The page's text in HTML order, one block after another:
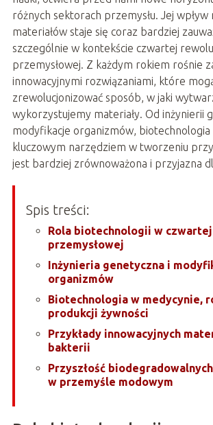
różnych sektorach przemysłu. Jej wpływ
materiałów staje się coraz bardziej
szczególnie w kontekście czwartej
przemysłowej. Z każdym rokiem rośnie
innowacyjnymi rozwiązaniami, które
zrewolucjonizować sposób, w jaki
wykorzystujemy materiały. Od inżynierii
modyfikacje organizmów, biotechnologia
kluczowym narzędziem w tworzeniu
jest bardziej zrównoważona i przyjazna
Spis treści:
Rola biotechnologii w
przemysłowej
Inżynieria genetyczna i
organizmów
Biotechnologia w medycynie,
produkcji żywności
Przykłady innowacyjnych
bakterii
Przyszłość
w przemyśle modowym